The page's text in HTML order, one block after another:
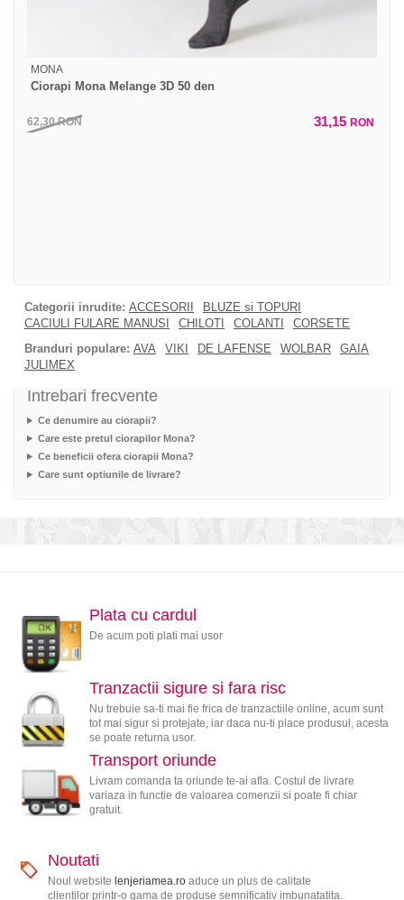
MONA
Ciorapi Mona Melange 3D 50 den
62,30RON 31,15 RON
Categorii inrudite: ACCESORII
BLUZE si TOPURI
CACIULI FULARE MANUSI
CHILOTI COLANTI
CORSETE
Branduri populare: AVA VIKI DE LAFENSE WOLBAR
GAIA
JULIMEX
Intrebari frecvente
Ce denumire au ciorapii?
Care este pretul ciorapilor Mona?
Ce beneficii ofera ciorapii Mona?
Care sunt optiunile de livrare?
Plata cu cardul
De acum poti plati mai usor
Tranzactii sigure si fara risc
Nu trebuie sa-ti mai fie frica de tranzactiile online, acum sunt
tot mai sigur si protejate, iar daca nu-ti place produsul, acesta
se poate returna usor.
Transport oriunde
Livram comanda ta oriunde te-ai afla. Costul de livrare
variaza in functie de valoarea comenzii si poate fi chiar
gratuit.
Noutati
Noul website lenjeriamea.roaduce un plus de calitate
clientilor printr-o gama de produse semnificativ imbunatatita.